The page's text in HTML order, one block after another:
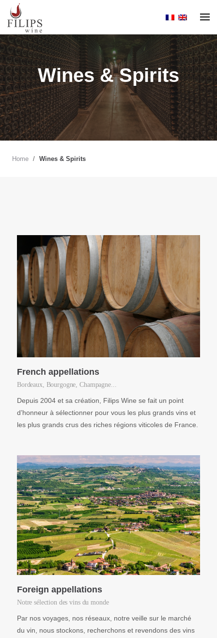
content
Wines & Spirits
Home / Wines & Spirits
French appellations
Bordeaux, Bourgogne, Champagne...
Depuis 2004 et sa création, Filips Wine se fait un point
d’honneur à sélectionner pour vous les plus grands vins et
les plus grands crus des riches régions viticoles de France.
Foreign appellations
Notre sélection des vins du monde
Par nos voyages, nos réseaux, notre veille sur le marché
du vin, nous stockons, recherchons et revendons des vins